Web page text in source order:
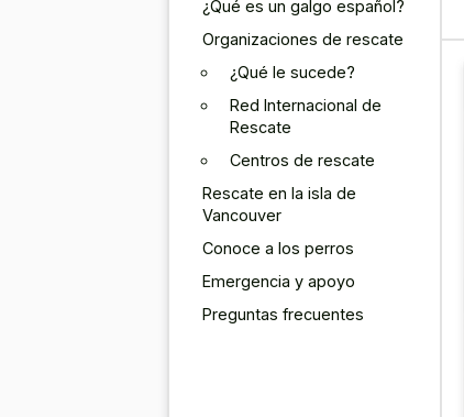
¿Qué es un galgo español?
Organizaciones de rescate
¿Qué le sucede?
Red Internacional de
Rescate
Centros de rescate
Rescate en la isla de
Vancouver
Conoce a los perros
Emergencia y apoyo
Preguntas frecuentes